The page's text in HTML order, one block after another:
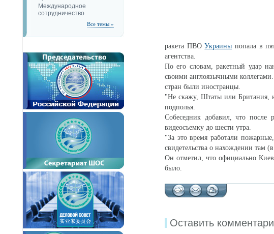
Международное
сотрудничество
Все темы »
ракета ПВОУкраины попала в
агентства.
По его словам, ракетный удар
своими англоязычными
стран были иностранцы.
"Не скажу, Штаты или Британия,
подполья.
Собеседник добавил, что после
видеосъемку до шести утра.
"За это время работали
свидетельства о нахождении
Он отметил, что официально
было.
Оставить